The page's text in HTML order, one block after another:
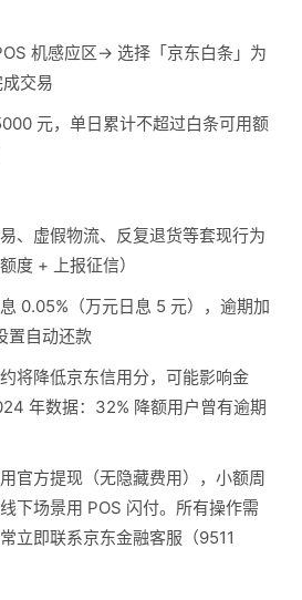
机感应区→ 选择「京东白条」为
交易
元，单日累计不超过白条可用额
、虚假物流、反复退货等套现行为
度 + 上报征信）
0.05%（万元日息 5 元），逾期加
置自动还款
将降低京东信用分，可能影响金
年数据：32% 降额用户曾有逾期
官方提现（无隐藏费用），小额周
下场景用 POS 闪付。所有操作需
立即联系京东金融客服（9511